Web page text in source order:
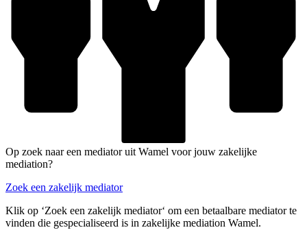
Op zoek naar een mediator uit Wamel voor jouw zakelijke
mediation?
Zoek een zakelijk mediator
Klik op ‘Zoek een zakelijk mediator‘ om een betaalbare mediator te
vinden die gespecialiseerd is in zakelijke mediation Wamel.